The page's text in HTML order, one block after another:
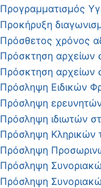
Προγραμματισμός
Προκήρυξη
Πρόσθετος χρόνος
Πρόσκτηση αρχείων
Πρόσκτηση αρχείων
Πρόσληψη Ειδικών
Πρόσληψη
Πρόσληψη ιδιωτών
Πρόσληψη Κληρικών
Πρόσληψη
Πρόσληψη
Πρόσληψη